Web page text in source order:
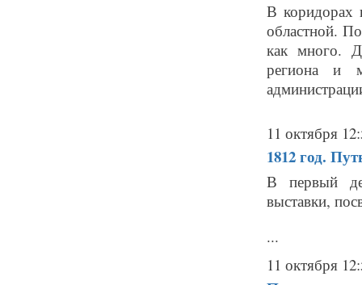
В коридорах
областной.
как много.
региона и
11 октября
1812 год.
В первый
выставки,
...
11 октября